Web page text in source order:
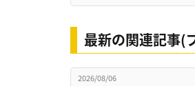
最新の関連記事(
2026/08/06